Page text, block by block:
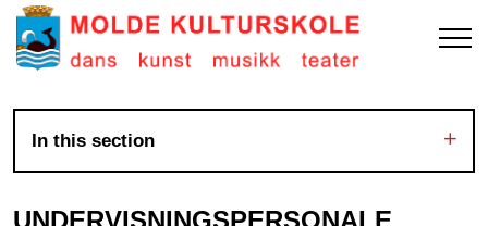
In this section
UNDERVISNINGSPERSONALE